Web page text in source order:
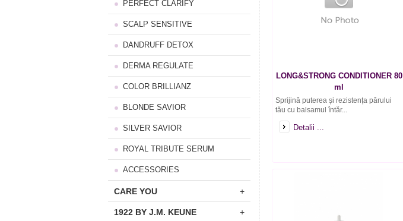
PERFECT CLARIFY
SCALP SENSITIVE
DANDRUFF DETOX
DERMA REGULATE
COLOR BRILLIANZ
BLONDE SAVIOR
SILVER SAVIOR
ROYAL TRIBUTE SERUM
ACCESSORIES
CARE YOU +
1922 BY J.M. KEUNE +
LONG&STRONG CONDITIONER 80
ml
Sprijină puterea și rezistența părului
tău cu balsamul întăr...
Detalii ...